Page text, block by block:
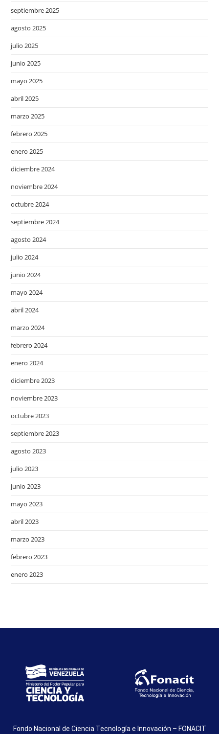
septiembre 2025
agosto 2025
julio 2025
junio 2025
mayo 2025
abril 2025
marzo 2025
febrero 2025
enero 2025
diciembre 2024
noviembre 2024
octubre 2024
septiembre 2024
agosto 2024
julio 2024
junio 2024
mayo 2024
abril 2024
marzo 2024
febrero 2024
enero 2024
diciembre 2023
noviembre 2023
octubre 2023
septiembre 2023
agosto 2023
julio 2023
junio 2023
mayo 2023
abril 2023
marzo 2023
febrero 2023
enero 2023
Fondo Nacional de Ciencia Tecnología e Innovación – FONACIT